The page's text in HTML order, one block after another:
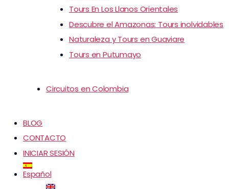
Tours En Los Llanos Orientales
Descubre el Amazonas: Tours inolvidables
Naturaleza y Tours en Guaviare
Tours en Putumayo
Circuitos en Colombia
BLOG
CONTACTO
INICIAR SESIÓN
Español